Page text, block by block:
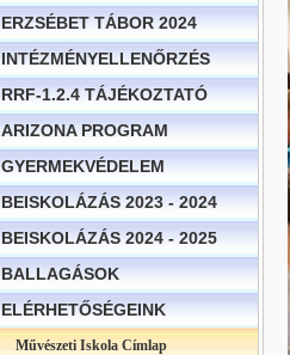
ERZSÉBET TÁBOR 2024
INTÉZMÉNYELLENŐRZÉS
RRF-1.2.4 TÁJÉKOZTATÓ
ARIZONA PROGRAM
GYERMEKVÉDELEM
BEISKOLÁZÁS 2023 - 2024
BEISKOLÁZÁS 2024 - 2025
BALLAGÁSOK
ELÉRHETŐSÉGEINK
Művészeti Iskola Címlap